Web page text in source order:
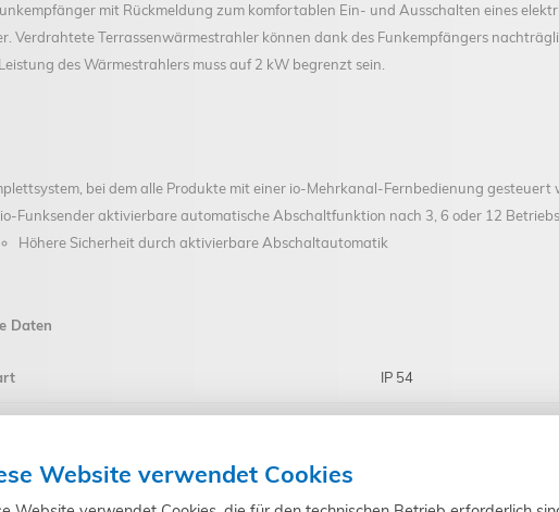
mit Rückmeldung zum komfortablen Ein- und Ausschalten eines
Verdrahtete Terrassenwärmestrahler können dank des Funkempfängers
des Wärmestrahlers muss auf 2 kW begrenzt sein.
bei dem alle Produkte mit einer io-Mehrkanal-Fernbedienung gesteuert
io-Funksender aktivierbare automatische Abschaltfunktion nach 3, 6 oder 12
Höhere Sicherheit durch aktivierbare Abschaltautomatik
Daten
IP 54
x Höhe)
Website verwendet Cookies